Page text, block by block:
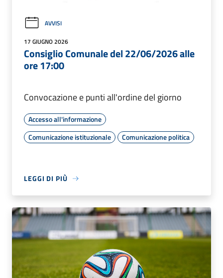
AVVISI
17 GIUGNO 2026
Consiglio Comunale del 22/06/2026 alle
ore 17:00
Convocazione e punti all'ordine del giorno
Accesso all'informazione
Comunicazione istituzionale
Comunicazione politica
LEGGI DI PIÙ